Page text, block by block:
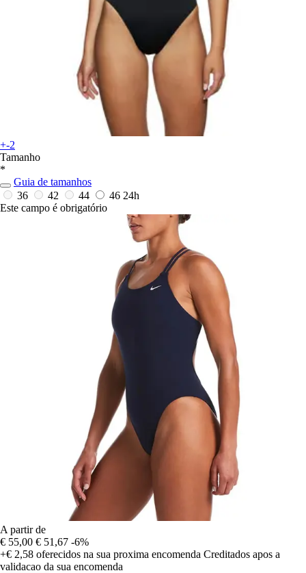
+-2
Tamanho
*
Guia de tamanhos
36
42 44 46 24h
Este campo é obrigatório
A partir de
€ 55,00 € 51,67 -6%
+€ 2,58 oferecidos na sua proxima encomenda Creditados apos a
validacao da sua encomenda